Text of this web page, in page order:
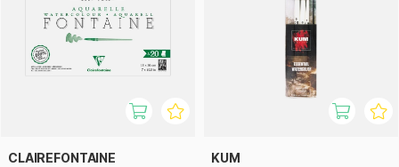
CLAIREFONTAINE KUM